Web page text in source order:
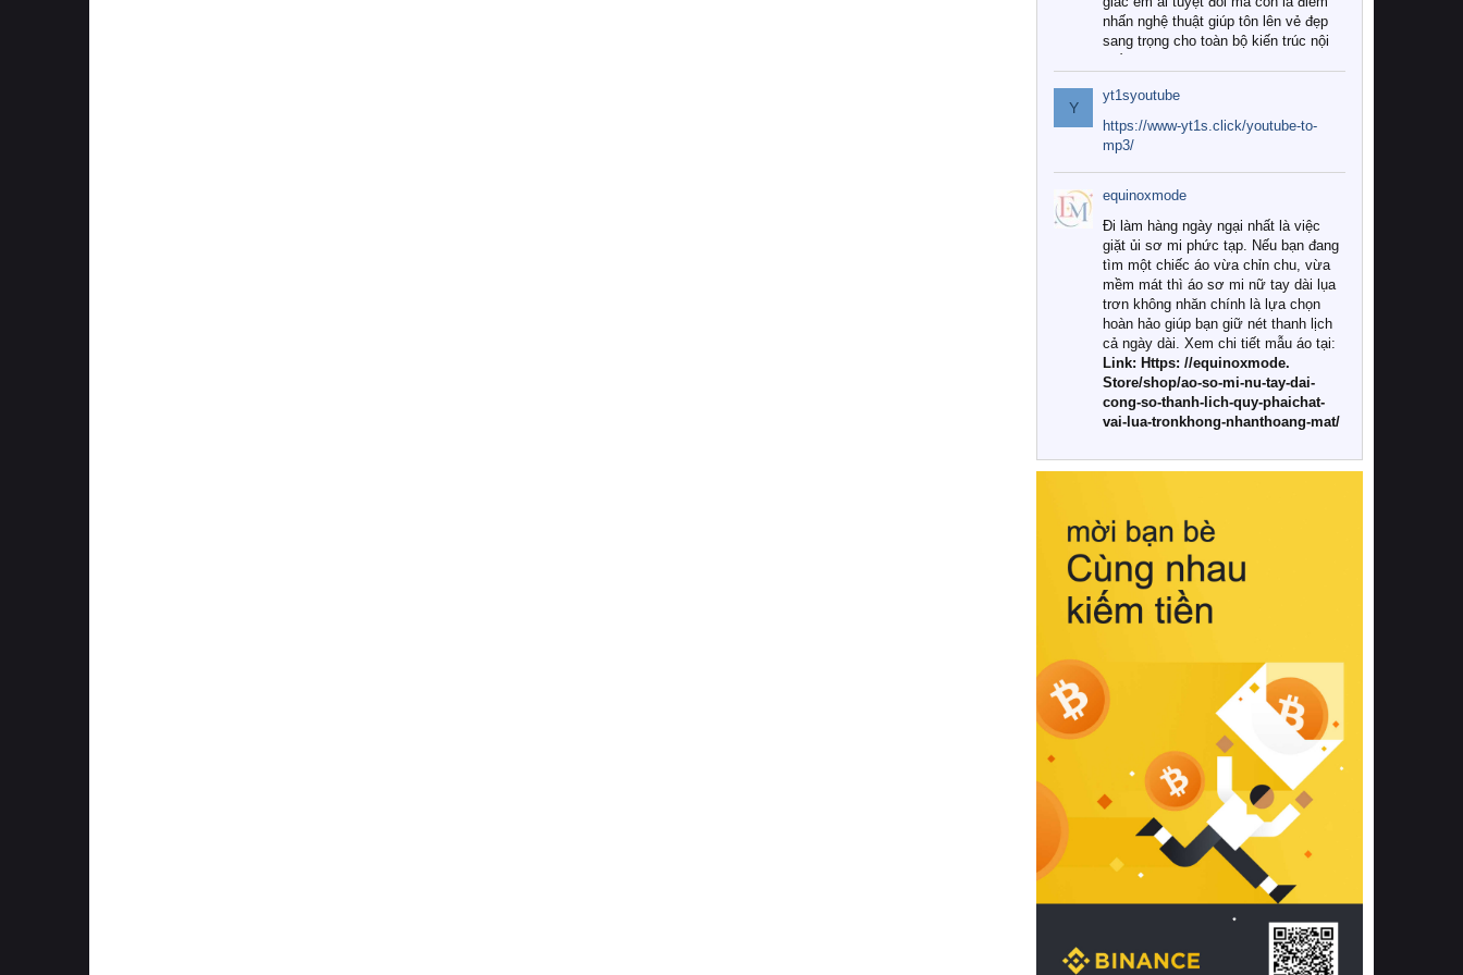
nhấn nghệ thuật giúp tôn lên vẻ đẹp
sang trọng cho toàn bộ kiến trúc nội
Tuy nhiên, giữa thị trường đa dạng
với vô vàn thương hiệu và mẫu mã
như hiện nay, làm thế nào để chọn
được những bộ chăn ga gối đệm cao
cấp thực sự chất lượng, phù hợp với
khí hậu và nhu cầu sử dụng của gia
đình? Hãy cùng chúng tôi đi tìm lời
giải đáp chi tiết qua bài viết dưới đây.
1. Tại sao các gia đình hiện đại lại ưa
chuộng chăn ga gối đệm cao cấp?
Khác với các dòng sản phẩm thông
thường, những bộ chăn ga gối đệm
cao cấp trải qua quy trình sản xuất
nghiêm ngặt từ khâu chọn lọc nguyên
liệu tự nhiên đến công nghệ dệt
nhuộm hiện đại không chứa hóa chất
này, bạn sẽ cảm nhận rõ rệt sự khác
hồi chuẩn xác của phần đệm nâng đỡ
cột sống.
Bên cạnh đó, việc lựa chọn các dòng
sản phẩm đạt chuẩn chất lượng quốc
tế còn giúp ngăn ngừa tình trạng kích
khuẩn và nấm mốc trong điều kiện
thời tiết nóng ẩm. Bạn có thể tìm hiểu
thêm các nghiên cứu khoa học về tác
động của giấc ngủ và môi trường
phòng ngủ đối với sức khỏe con
người tại Sleep Foundation (External
Link) để có cái nhìn toàn diện hơn.
2. Các tiêu chí vàng khi lựa chọn
chăn ga gối đệm cao cấp cho phòng
ngủ
Để sở hữu một bộ chăn ga gối đệm
cao cấp hoàn hảo cả về thẩm mỹ lẫn
công năng, người tiêu dùng cần cân
nhắc kỹ lưỡng các tiêu chí quan trọng
Y
yt1syoutube
https://www-yt1s.click/youtube-to-
mp3/
equinoxmode
Đi làm hàng ngày ngại nhất là việc
giặt ủi sơ mi phức tạp. Nếu bạn đang
tìm một chiếc áo vừa chỉn chu, vừa
mềm mát thì áo sơ mi nữ tay dài lụa
trơn không nhăn chính là lựa chọn
hoàn hảo giúp bạn giữ nét thanh lịch
cả ngày dài. Xem chi tiết mẫu áo tại:
Link: Https: //equinoxmode.
Store/shop/ao-so-mi-nu-tay-dai-
cong-so-thanh-lich-quy-phaichat-
vai-lua-tronkhong-nhanthoang-mat/